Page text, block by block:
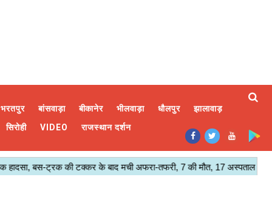
भरतपुर बांसवाड़ा बीकानेर भीलवाड़ा धौलपुर
झालावाड़
सिरोही VIDEO राजस्थान दर्शन